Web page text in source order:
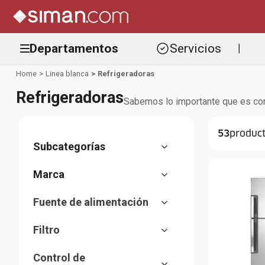
Departamentos Servicios
Linea blanca Refrigeradoras
RefrigeradorasSabemos lo importante que es
Bottom freezer
Congeladores
Mini refrigeradoras
Vitrinas Refrigeradas
Whirlpool
LG
Fuente de alimentación
Filtro
Control de
53